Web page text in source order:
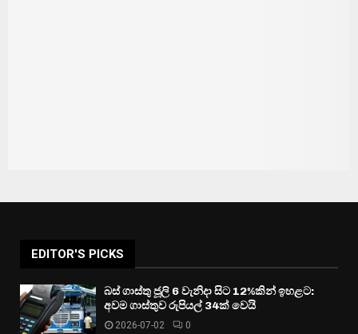
EDITOR'S PICKS
බස් ගාස්තු ජූලි 6 වැනිදා සිට 12%කින් ඉහළට:
අවම ගාස්තුව රුපියල් 34ක් වෙයි
2026-07-02 0